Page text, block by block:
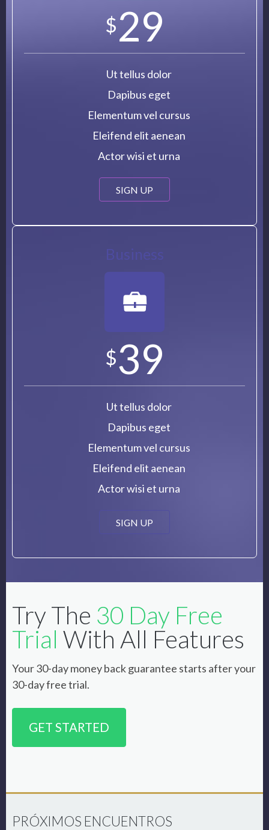
$29
Ut tellus dolor
Dapibus eget
Elementum vel cursus
Eleifend elit aenean
Actor wisi et urna
SIGN UP
Business
$39
Ut tellus dolor
Dapibus eget
Elementum vel cursus
Eleifend elit aenean
Actor wisi et urna
SIGN UP
Try The 30 Day Free
Trial With All Features
Your 30-day money back guarantee starts after your
30-day free trial.
GET STARTED
PRÓXIMOS ENCUENTROS